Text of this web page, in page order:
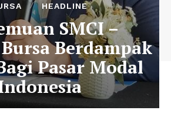
HEADLINE
SMCI –
Berdampak
Pasar Modal